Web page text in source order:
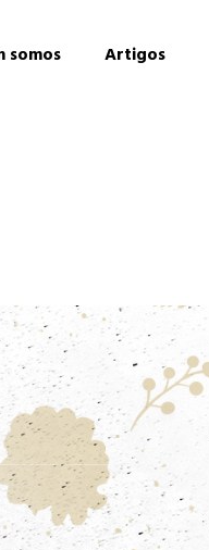
somos Artigos